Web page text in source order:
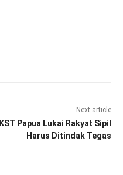
Next article
KST Papua Lukai Rakyat Sipil
Harus Ditindak Tegas